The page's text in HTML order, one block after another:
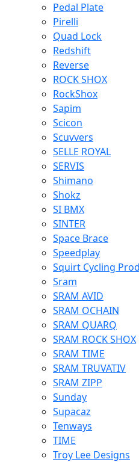
Pedal Plate
Pirelli
Quad Lock
Redshift
Reverse
ROCK SHOX
RockShox
Sapim
Scicon
Scuvvers
SELLE ROYAL
SERVIS
Shimano
Shokz
SI BMX
SINTER
Space Brace
Speedplay
Squirt Cycling
Sram
SRAM AVID
SRAM OCHAIN
SRAM QUARQ
SRAM ROCK SHOX
SRAM TIME
SRAM TRUVATIV
SRAM ZIPP
Sunday
Supacaz
Tenways
TIME
Troy Lee Designs